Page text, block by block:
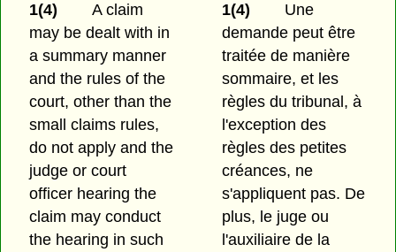
1(4)
A claim
may be dealt with in
a summary manner
and the rules of the
court, other than the
small claims rules,
do not apply and the
judge or court
officer hearing the
claim may conduct
the hearing in such
1(4)
Une
demande peut être
traitée de manière
sommaire, et les
règles du tribunal, à
l'exception des
règles des petites
créances, ne
s'appliquent pas. De
plus, le juge ou
l'auxiliaire de la